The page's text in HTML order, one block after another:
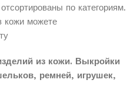
по категориям.
кожи можете
из кожи. Выкройки
ремней, игрушек,